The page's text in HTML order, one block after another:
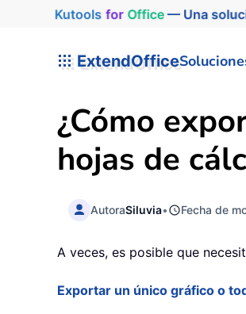
Kutools for Office— Una
ExtendOffice
¿Cómo
hojas de
AutoraSiluvia• Fecha de
A veces, es posible que
Exportar un único gráfico o